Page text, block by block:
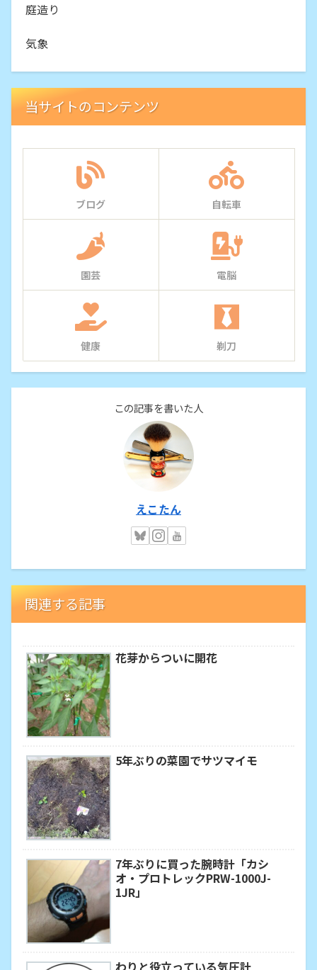
庭造り
気象
当サイトのコンテンツ
ブログ 自転車
園芸 電脳
健康 剃刀
この記事を書いた人
えこたん
関連する記事
花芽からついに開花
5年ぶりの菜園でサツマイモ
7年ぶりに買った腕時計「カシ
オ・プロトレックPRW-1000J-
1JR」